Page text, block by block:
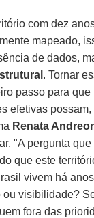
com dez
mapeado,
de dados,
. Tornar
passo para que
efetivas possam,
Renata
"A pergunta
que este
vivem há
ou visibilidade?
fora das